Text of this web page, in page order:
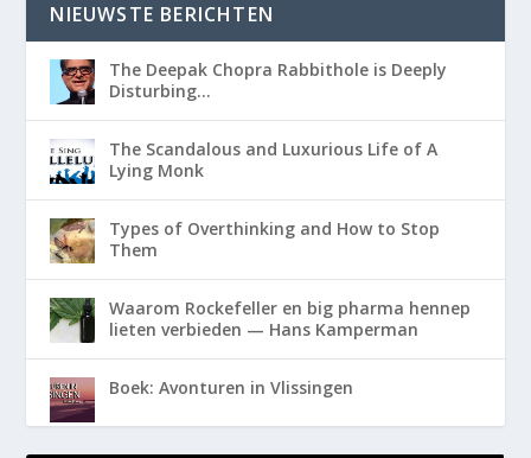
NIEUWSTE BERICHTEN
The Deepak Chopra Rabbithole is Deeply
Disturbing…
The Scandalous and Luxurious Life of A
Lying Monk
Types of Overthinking and How to Stop
Them
Waarom Rockefeller en big pharma hennep
lieten verbieden — Hans Kamperman
Boek: Avonturen in Vlissingen